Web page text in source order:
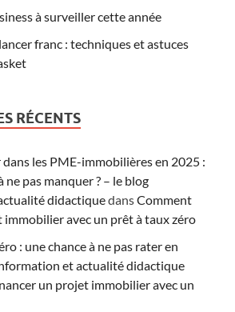
à surveiller cette année
franc : techniques et astuces
RÉCENTS
les PME-immobilières en 2025 :
pas manquer ? – le blog
didactiquedansComment
avec un prêt à taux zéro
: une chance à ne pas rater en
et actualité didactique
un projet immobilier avec un